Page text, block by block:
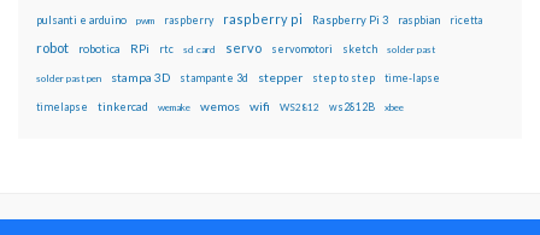
pulsanti e arduino pwm raspberry raspberry pi Raspberry Pi 3 raspbian ricetta
robot robotica RPi rtc sd card servo servomotori sketch solder past
solder past pen stampa 3D stampante 3d stepper step to step time-lapse
timelapse tinkercad wemake wemos wifi WS2812 ws2812B xbee